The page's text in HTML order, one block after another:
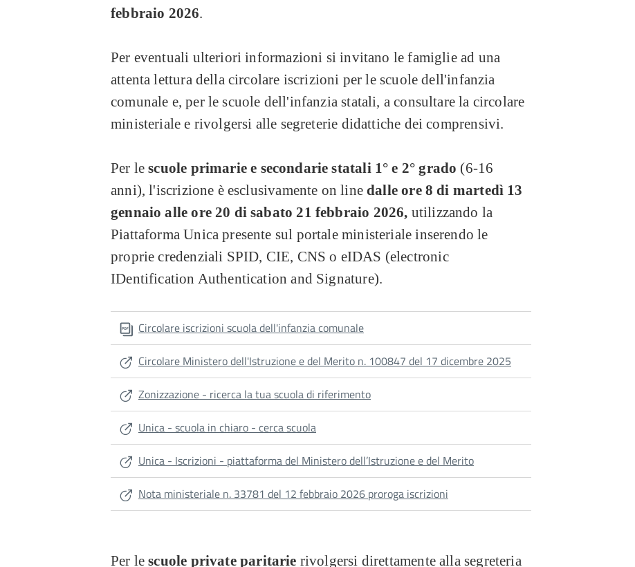
febbraio 2026.
Per eventuali ulteriori informazioni si invitano le famiglie ad una
attenta lettura della circolare iscrizioni per le scuole dell'infanzia
comunale e, per le scuole dell'infanzia statali, a consultare la circolare
ministeriale e rivolgersi alle segreterie didattiche dei comprensivi.
Per lescuole primarie e secondarie statali 1° e 2° grado (6-16
anni), l'iscrizione è esclusivamente on linedalle ore 8 di martedì 13
gennaio alle ore 20 di sabato 21 febbraio 2026, utilizzando la
Piattaforma Unica presente sul portale ministeriale inserendo le
proprie credenziali SPID, CIE, CNS o eIDAS (electronic
IDentification Authentication and Signature).
Circolare iscrizioni scuola dell'infanzia comunale
Circolare Ministero dell'Istruzione e del Merito n. 100847 del 17 dicembre 2025
Zonizzazione - ricerca la tua scuola di riferimento
Unica - scuola in chiaro - cerca scuola
Unica - Iscrizioni - piattaforma del Ministero dell’Istruzione e del Merito
Nota ministeriale n. 33781 del 12 febbraio 2026 proroga iscrizioni
Per lescuole private paritarie rivolgersi direttamente alla segreteria